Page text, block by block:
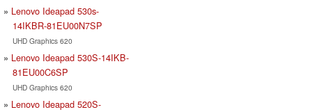
Lenovo Ideapad 530s-
14IKBR-81EU00N7SP
UHD Graphics 620
Lenovo Ideapad 530S-14IKB-
81EU00C6SP
UHD Graphics 620
Lenovo Ideapad 520S-